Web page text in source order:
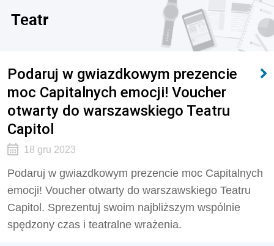
Teatr
Podaruj w gwiazdkowym prezencie
moc Capitalnych emocji! Voucher
otwarty do warszawskiego Teatru
Capitol
18 gru 2023
Podaruj w gwiazdkowym prezencie moc Capitalnych
emocji! Voucher otwarty do warszawskiego Teatru
Capitol. Sprezentuj swoim najbliższym wspólnie
spędzony czas i teatralne wrażenia.